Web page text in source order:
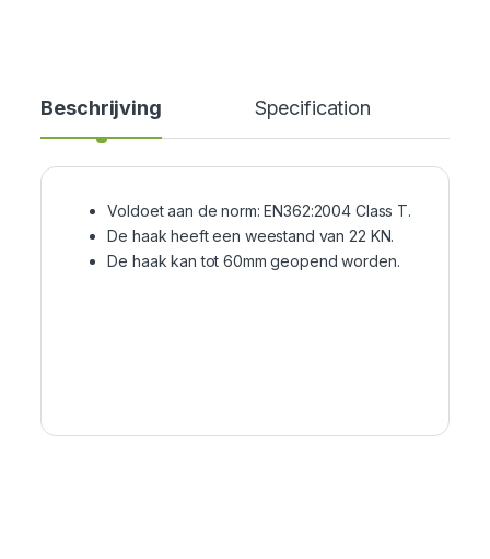
Beschrijving Specification
Voldoet aan de norm: EN362:2004 Class T.
De haak heeft een weestand van 22 KN.
De haak kan tot 60mm geopend worden.